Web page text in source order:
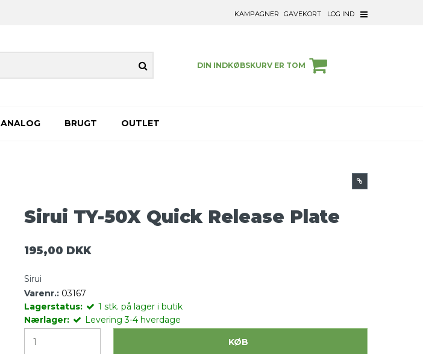
KAMPAGNER GAVEKORT LOG IND
DIN INDKØBSKURV ER TOM
ANALOG BRUGT OUTLET
Sirui TY-50X Quick Release Plate
195,00 DKK
Sirui
Varenr.: 03167
Lagerstatus:
1 stk. på lager i butik
Nærlager:
Levering 3-4 hverdage
KØB